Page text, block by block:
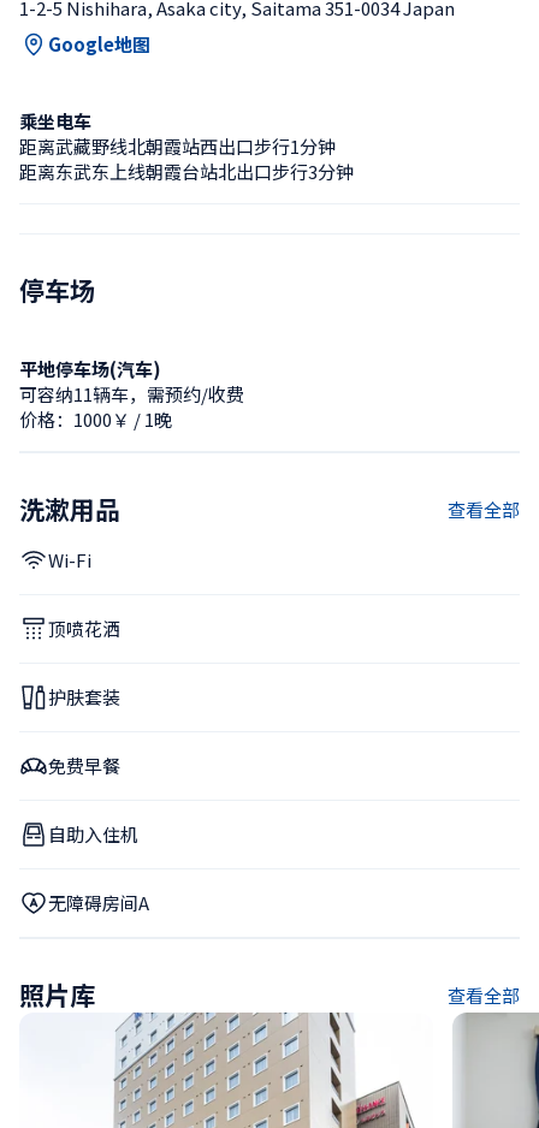
1-2-5 Nishihara, Asaka city, Saitama 351-0034 Japan
Google地图
乘坐电车
距离武藏野线北朝霞站西出口步行1分钟
距离东武东上线朝霞台站北出口步行3分钟
停车场
平地停车场(汽车)
可容纳11辆车，需预约/收费
价格：1000￥ / 1晚
洗漱用品 查看全部
Wi-Fi
顶喷花洒
护肤套装
免费早餐
自助入住机
无障碍房间A
照片库 查看全部